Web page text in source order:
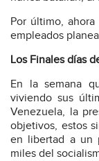
Por último, ahora
empleados
Los Finales días
En la semana
viviendo sus
Venezuela, la
objetivos, estos
en libertad a un
miles del